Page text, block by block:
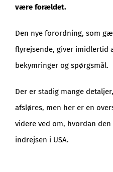
være forældet.
Den nye forordning, som
flyrejsende, giver imidlertid
bekymringer og spørgsmål.
Der er stadig mange
afsløres, men her er en
videre ved om, hvordan
indrejsen i USA.